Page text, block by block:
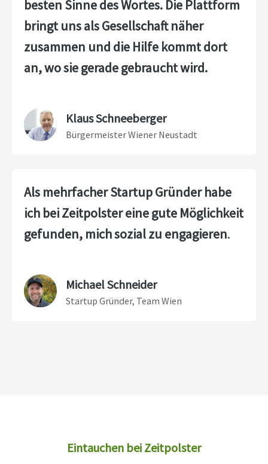
besten Sinne des Wortes. Die Plattform
bringt uns als Gesellschaft näher
zusammen und die Hilfe kommt dort
an, wo sie gerade gebraucht wird.
Klaus Schneeberger
Bürgermeister Wiener Neustadt
Als mehrfacher Startup Gründer habe
ich bei Zeitpolster eine gute Möglichkeit
gefunden, mich sozial zu engagieren.
Michael Schneider
Startup Gründer, Team Wien
Eintauchen bei Zeitpolster